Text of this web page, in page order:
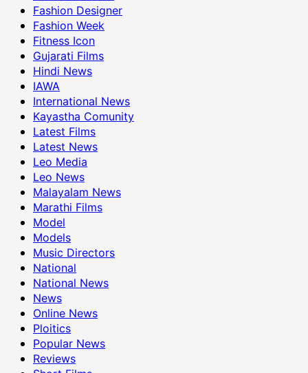
Fashion Designer
Fashion Week
Fitness Icon
Gujarati Films
Hindi News
IAWA
International News
Kayastha Comunity
Latest Films
Latest News
Leo Media
Leo News
Malayalam News
Marathi Films
Model
Models
Music Directors
National
National News
News
Online News
Ploitics
Popular News
Reviews